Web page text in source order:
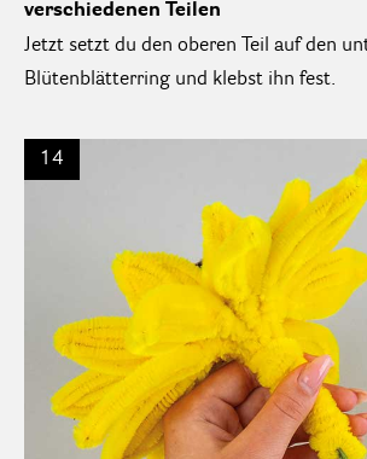
verschiedenen Teilen
Jetzt setzt du den oberen Teil auf den
Blütenblätterring und klebst ihn fest.
14